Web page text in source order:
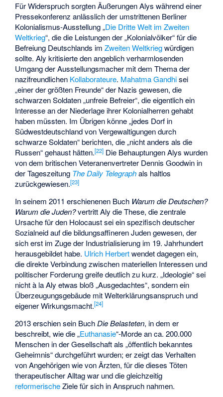
Für Widerspruch sorgten Äußerungen Alys während einer
Pressekonferenz anlässlich der umstrittenen Berliner
Kolonialismus-Ausstellung „Die Dritte Welt im Zweiten
Weltkrieg“, die die Leistungen der „Kolonialvölker“ für die
Befreiung Deutschlands imZweiten Weltkriegwürdigen
sollte. Aly kritisierte den angeblich verharmlosenden
Umgang der Ausstellungsmacher mit dem Thema der
nazifreundlichen Kollaborateure. Mahatma Gandhisei
„einer der größten Freunde“ der Nazis gewesen, die
schwarzen Soldaten „unfreie Befreier“, die eigentlich ein
Interesse an der Niederlage ihrer Kolonialherren gehabt
haben müssten. Im Übrigen könne „jedes Dorf in
Südwestdeutschland von Vergewaltigungen durch
schwarze Soldaten“ berichten, die „nicht anders alsdie
Russen“ gehaust hätten.[22] Die Behauptungen Alys wurden
von dem britischen Veteranenvertreter Dennis Goodwin in
der Tageszeitung The Daily Telegraphals haltlos
zurückgewiesen.[23]
In seinem 2011 erschienenen Buch Warum die Deutschen?
Warum die Juden?vertritt Aly die These, die zentrale
Ursache für den Holocaust sei ein spezifisch deutscher
Sozialneid auf diebildungsaffinerenJuden gewesen, der
sich erst im Zuge der Industrialisierung im 19. Jahrhundert
herausgebildet habe. Ulrich Herbertwendet dagegen ein,
die direkte Verbindung zwischen materiellen Interessen und
politischer Forderung greife deutlich zu kurz. „Ideologie“ sei
nicht à la Aly etwas bloß „Ausgedachtes“, sondern ein
Überzeugungsgebäude mit Welterklärungsanspruch und
eigener Wirkungsmacht.[24]
2013 erschien sein BuchDie Belasteten, in dem er
beschreibt, wie die „Euthanasie“-Morde an ca. 200.000
Menschen in der Gesellschaft als „öffentlich bekanntes
Geheimnis“ durchgeführt wurden; er zeigt das Verhalten
von Angehörigen wie von Ärzten, für die dieses Töten
therapeutischer Alltag war und die gleichzeitig
reformerischeZiele für sich in Anspruch nahmen.